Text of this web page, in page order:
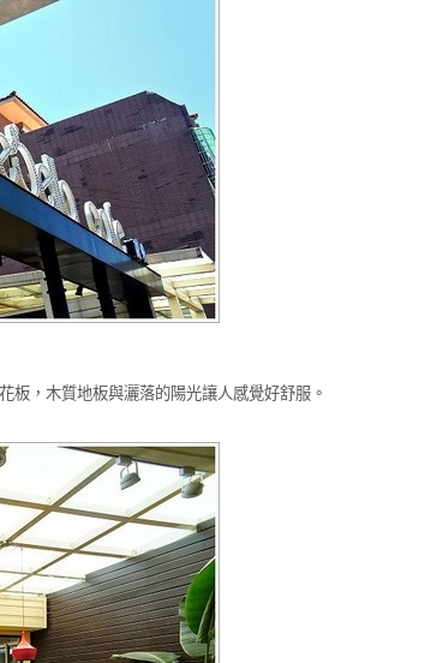
，木質地板與灑落的陽光讓人感覺好舒服。